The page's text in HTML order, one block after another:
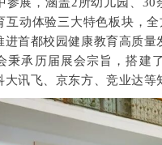
互动体验三大特色板块，
进首都校园健康教育高质
承历届展会宗旨，搭建了
大讯飞、京东方、竞业达